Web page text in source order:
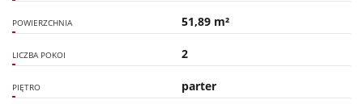
POWIERZCHNIA 51,89 m²
LICZBA POKOI 2
PIĘTRO parter